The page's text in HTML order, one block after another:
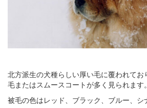
北方派生の犬種らしい厚い毛に覆われて
毛またはスムースコートが多く見られます。
被毛の色はレッド、ブラック、ブルー、シ